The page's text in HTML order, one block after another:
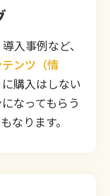
入事例など、
ンツ（情
購入はしない
なってもらう
なります。